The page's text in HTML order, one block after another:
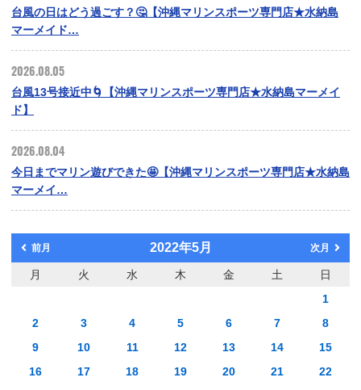
台風の日はどう過ごす？🤔【沖縄マリンスポーツ専門店★水納島
マーメイド…
2026.08.05
台風13号接近中🌀【沖縄マリンスポーツ専門店★水納島マーメイ
ド】
2026.08.04
今日までマリン遊びできた🤩【沖縄マリンスポーツ専門店★水納島
マーメイ…
前月 2022年5月 次月
月 火 水 木 金 土
日
1
2
3 4 5 6 7
8
9
10 11 12 13 14
15
16
17 18 19 20 21
22